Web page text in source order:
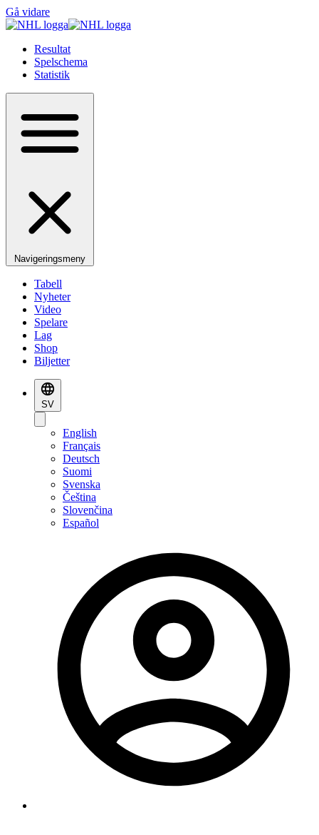
Gå vidare
Resultat
Spelschema
Statistik
Navigeringsmeny
Tabell
Nyheter
Video
Spelare
Lag
Shop
Biljetter
SV
English
Français
Deutsch
Suomi
Svenska
Čeština
Slovenčina
Español